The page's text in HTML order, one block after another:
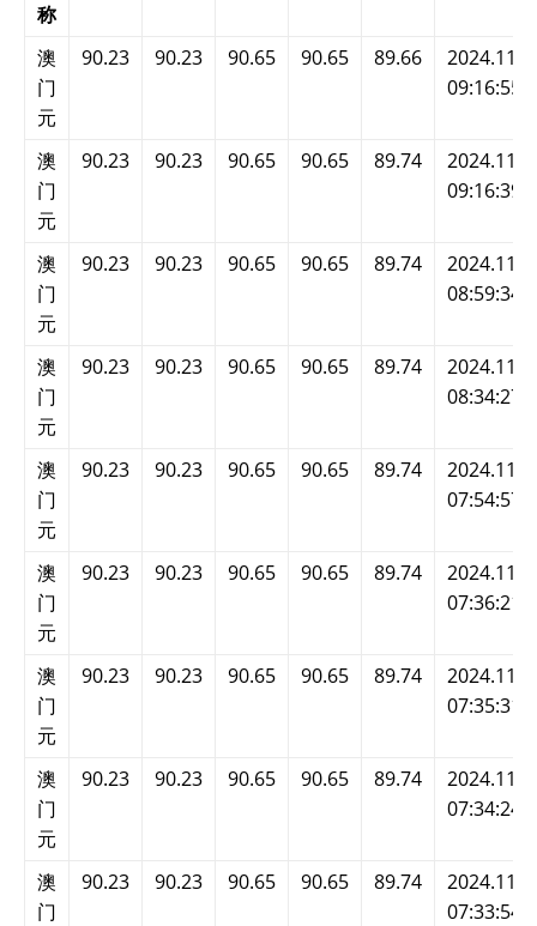
称
澳
门
元
90.23 90.23 90.65 90.65 89.66
09:16:55
澳
门
元
90.23 90.23 90.65 90.65 89.74
09:16:39
澳
门
元
90.23 90.23 90.65 90.65 89.74
08:59:34
澳
门
元
90.23 90.23 90.65 90.65 89.74
08:34:27
澳
门
元
90.23 90.23 90.65 90.65 89.74
07:54:57
澳
门
元
90.23 90.23 90.65 90.65 89.74
07:36:21
澳
门
元
90.23 90.23 90.65 90.65 89.74
07:35:31
澳
门
元
90.23 90.23 90.65 90.65 89.74
07:34:24
澳
门
90.23 90.23 90.65 90.65 89.74
07:33:54